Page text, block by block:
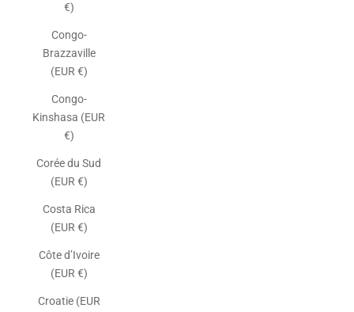
€)
Congo-
Brazzaville
(EUR €)
Congo-
Kinshasa (EUR
€)
Corée du Sud
(EUR €)
Costa Rica
(EUR €)
Côte d’Ivoire
(EUR €)
Croatie (EUR